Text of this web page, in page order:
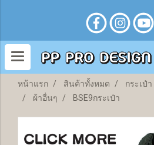
หน้าแรก สินค้าทั้งหมด กระเป๋า
ผ้าอื่นๆ
BSE9กระเป๋า